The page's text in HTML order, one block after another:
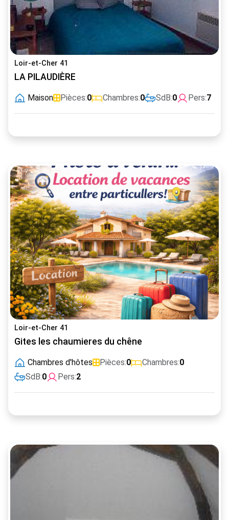
Loir-et-Cher 41
LA PILAUDIÈRE
Maison Pièces:0 Chambres:0 SdB:0 Pers:7
Loir-et-Cher 41
Gites les chaumieres du chêne
Chambres d'hôtes Pièces:0 Chambres:0
SdB:0 Pers:2